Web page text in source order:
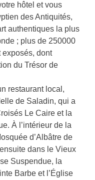
hôtel et vous
des Antiquités,
authentiques la plus
; plus de 250000
dont
du Trésor de
restaurant local,
de Saladin, qui a
Le Caire et la
À l’intérieur de la
d’Albâtre de
dans le Vieux
Suspendue, la
Barbe et l’Église